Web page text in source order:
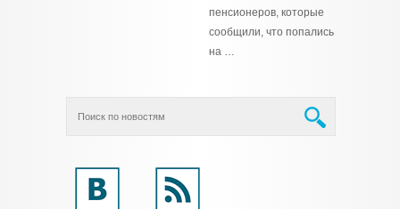
пенсионеров, которые
сообщили, что попались
на …